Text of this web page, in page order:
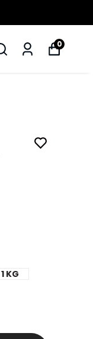
0
1 KG